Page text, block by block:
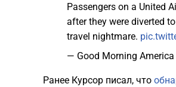
Passengers on a United
after they were diverted
travel nightmare.
— Good Morning America
Ранее Курсор писал, что